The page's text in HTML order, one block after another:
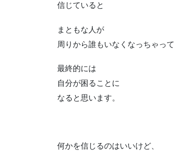
信じていると
まともな人が
周りから誰もいなくなっちゃって
最終的には
自分が困ることに
なると思います。
何かを信じるのはいいけど、